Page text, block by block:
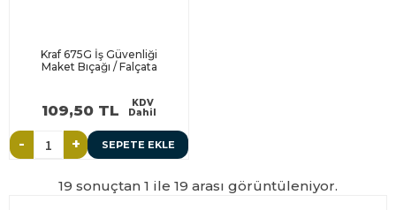
Kraf 675G İş Güvenliği
Maket Bıçağı / Falçata
109,50 TL
KDV
Dahil
- + SEPETE EKLE
19 sonuçtan 1 ile 19 arası görüntüleniyor.